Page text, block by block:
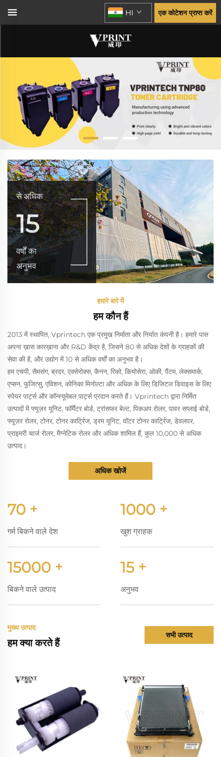
HI एक कोटेशन प्राप्त करें
से अधिक
15
वर्षों का
अनुभव
हमारे बारे में
हम कौन हैं
2013 में स्थापित, Vprintech एक प्रमुख निर्माता और निर्यात कंपनी है। हमारे पास
अपना ख़ास कारख़ाना और R&D केंद्र है, जिसने 80 से अधिक देशों के ग्राहकों की
सेवा की है, और उद्योग में 10 से अधिक वर्षों का अनुभव है।
हम एचपी, सैमसंग, ब्रदर, एक्सेरोक्स, कैनन, रिको, कियोसेरा, ओकी, पैंटम, लेक्समार्क,
एप्सन, फुजित्सु, एविशन, कोनिका मिनोल्टा और अधिक के लिए डिजिटल डिवाइस के लिए
स्पेयर पार्ट्स और कॉन्स्यूमेबल पार्ट्स प्रदान करते हैं। Vprintech द्वारा निर्मित
उत्पादों में फ्यूज़र यूनिट, फॉर्मैटर बोर्ड, ट्रांसफर बेल्ट, पिकअप रोलर, पावर सप्लाई बोर्ड,
फ्यूज़र रोलर, टोनर, टोनर कार्ट्रिज, ड्रम यूनिट, वॉटर टोनर कार्ट्रिज, डेवलपर,
प्राइमरी चार्ज रोलर, मैग्नेटिक रोलर और अधिक शामिल हैं, कुल 10,000 से अधिक
उत्पाद।
अधिक खोजें
70 +
गर्म बिकने वाले देश
1000 +
खुश ग्राहक
15000 +
बिकने वाले उत्पाद
15 +
अनुभव
मुख्य उत्पाद
हम क्या करते हैं
सभी उत्पाद